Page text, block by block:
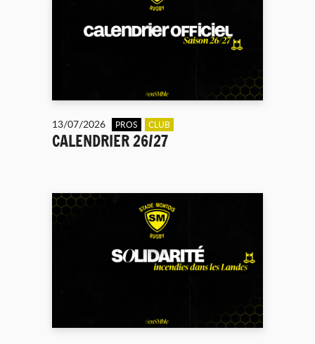
13/07/2026 PROS CLUB
CALENDRIER 26/27